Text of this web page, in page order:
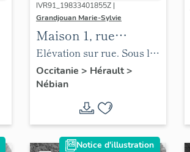
IVR91_19833401855Z |
Grandjouan Marie-Sylvie
Maison 1, rue
Marcelin Berthelot
Elévation sur rue. Sous le
passage appartenant à la
maison 2, porte datée
Occitanie > Hérault>
Nébian
Notice d'illustration